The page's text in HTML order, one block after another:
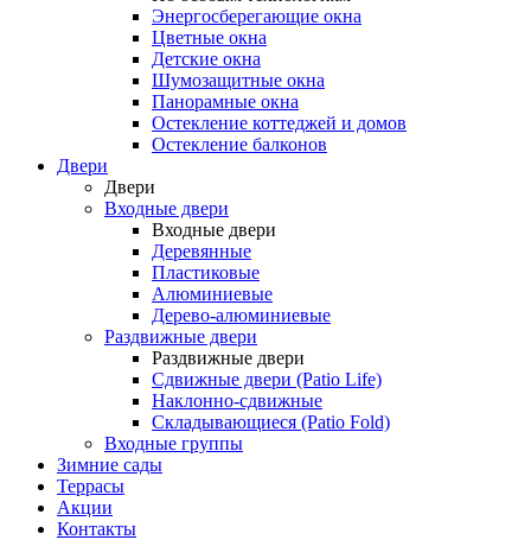
Энергосберегающие окна
Цветные окна
Детские окна
Шумозащитные окна
Панорамные окна
Остекление коттеджей и домов
Остекление балконов
Двери
Двери
Входные двери
Входные двери
Деревянные
Пластиковые
Алюминиевые
Дерево-алюминиевые
Раздвижные двери
Раздвижные двери
Сдвижные двери (Patio Life)
Наклонно-сдвижные
Складывающиеся (Patio Fold)
Входные группы
Зимние сады
Террасы
Акции
Контакты